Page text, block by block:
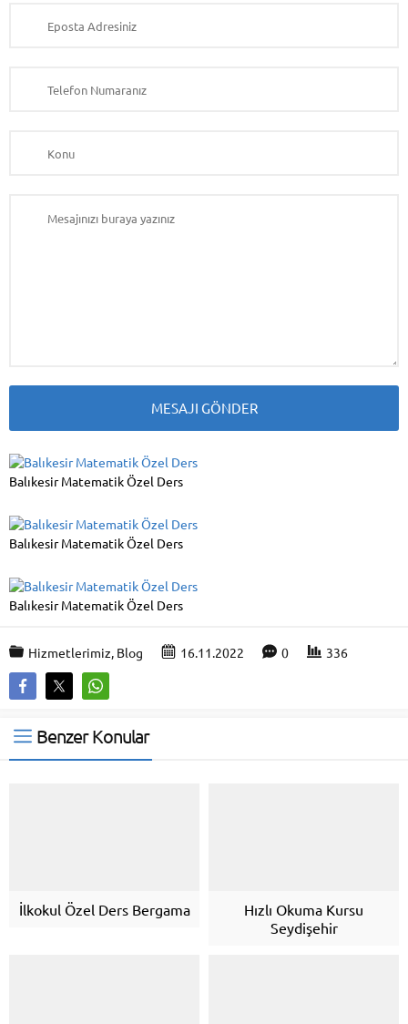
Balıkesir Matematik Özel Ders
Balıkesir Matematik Özel Ders
Balıkesir Matematik Özel Ders
Hizmetlerimiz, Blog 16.11.2022 0 336
Benzer Konular
İlkokul Özel Ders Bergama
Hızlı Okuma Kursu
Seydişehir